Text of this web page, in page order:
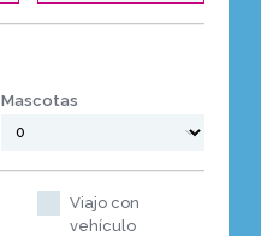
Mascotas
Viajo con
vehículo